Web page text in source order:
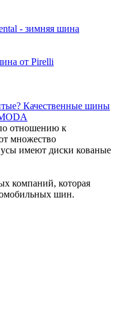
- зимняя шина
от Pirelli
Качественные шины
отношению к
множество
имеют диски кованые
компаний, которая
шин.